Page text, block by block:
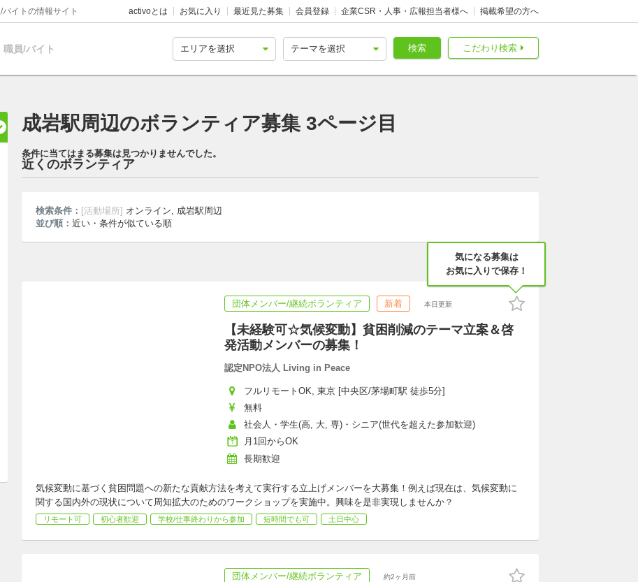
イトの情報サイト activoとは お気に入り 最近見た募集 会員登録 企業CSR・人事・広報担当者様へ 掲載希望の方へ
職員/バイト こだわり検索
検索
成岩駅周辺のボランティア募集 3ページ目
条件に当てはまる募集は見つかりませんでした。
近くのボランティア
検索条件： [活動場所] オンライン, 成岩駅周辺
並び順： 近い・条件が似ている順
気になる募集は
お気に入りで保存！
団体メンバー/継続ボランティア 新着 本日更新
【未経験可☆気候変動】貧困削減のテーマ立案＆啓
発活動メンバーの募集！
認定NPO法人 Living in Peace
フルリモートOK, 東京 [中央区/茅場町駅 徒歩5分]
無料
社会人・学生(高, 大, 専)・シニア(世代を超えた参加歓迎)
月1回からOK
長期歓迎
気候変動に基づく貧困問題への新たな貢献方法を考えて実行する立上げメンバーを大募集！例えば現在は、気候変動に
関する国内外の現状について周知拡大のためのワークショップを実施中。興味を是非実現しませんか？
リモート可 初心者歓迎 学校/仕事終わりから参加 短時間でも可 土日中心
団体メンバー/継続ボランティア 約2ヶ月前